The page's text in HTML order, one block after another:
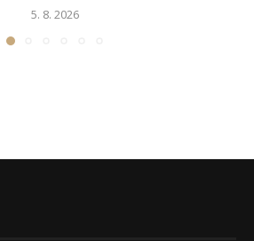
5. 8. 2026